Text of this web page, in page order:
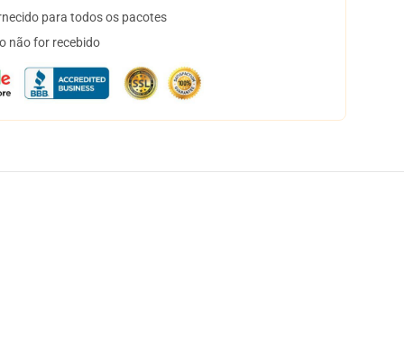
para todos os pacotes
não for recebido